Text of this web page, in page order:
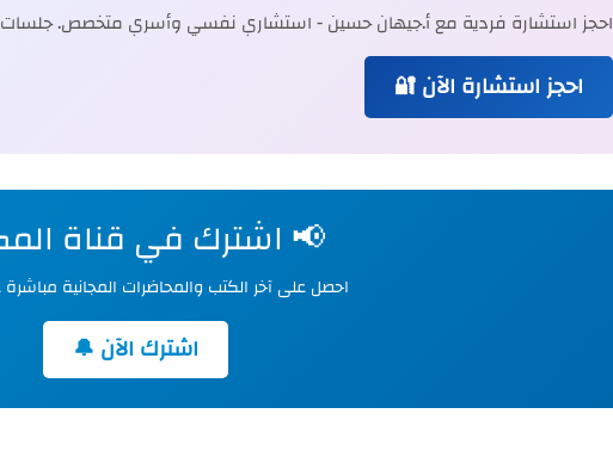
احجز استشارة فردية مع أ.جيهان حسين - استشاري نفسي وأسري متخصص.
احجز استشارة الآن 🔐
📢 اشترك في قناة
احصل على آخر الكتب والمحاضرات المجانية
اشترك الآن 🔔